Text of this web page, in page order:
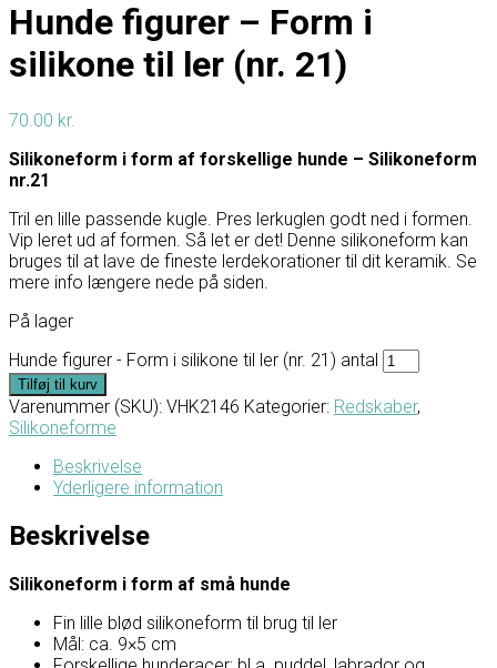
Hunde figurer – Form i
silikone til ler (nr. 21)
70.00 kr.
Silikoneform i form af forskellige hunde – Silikoneform
nr.21
Tril en lille passende kugle. Pres lerkuglen godt ned i formen.
Vip leret ud af formen. Så let er det! Denne silikoneform kan
bruges til at lave de fineste lerdekorationer til dit keramik. Se
mere info længere nede på siden.
På lager
Hunde figurer - Form i silikone til ler (nr. 21) antal
Tilføj til kurv
Varenummer (SKU): VHK2146 Kategorier: Redskaber,
Silikoneforme
Beskrivelse
Yderligere information
Beskrivelse
Silikoneform i form af små hunde
Fin lille blød silikoneform til brug til ler
Mål: ca. 9×5 cm